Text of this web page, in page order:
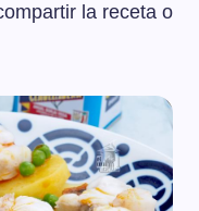
la receta o